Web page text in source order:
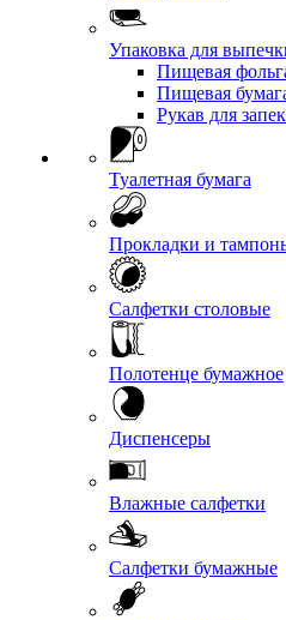
Упаковка для
Пищевая
Пищевая
Рукав для
Туалетная бумага
Прокладки и
Салфетки столовые
Полотенце бумажное
Диспенсеры
Влажные салфетки
Салфетки бумажные